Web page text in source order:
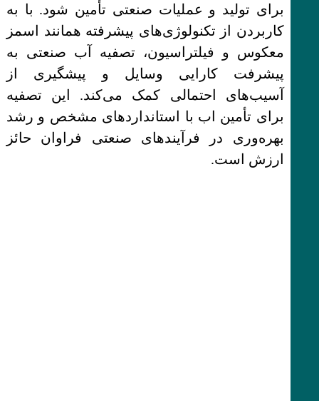
برای تولید و عملیات صنعتی تأمین شود. با به
کاربردن از تکنولوژی‌های پیشرفته همانند اسمز
معکوس و فیلتراسیون، تصفیه آب صنعتی به
پیشرفت کارایی وسایل و پیشگیری از
آسیب‌های احتمالی کمک می‌کند. این تصفیه
برای تأمین اب با استانداردهای مشخص و رشد
بهره‌وری در فرآیندهای صنعتی فراوان حائز
ارزش است.